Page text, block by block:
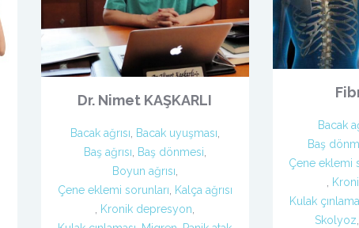
Dr. Nimet KAŞKARLI
Bacak ağrısı Bacak uyuşması
Baş ağrısı
Baş dönmesi
Boyun ağrısı
Çene eklemi sorunları
Kalça ağrısı
Kronik depresyon
Bacak
Baş
Çene eklemi
Kulak
Skolyoz